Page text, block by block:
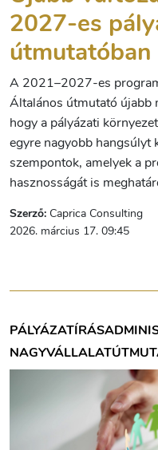
2027-es
útmutatóban
A 2021–2027-es
Általános útmutató újabb
hogy a pályázati
egyre nagyobb hangsúlyt
szempontok, amelyek a
hasznosságát is
Szerző: Caprica Consulting
2026. március 17. 09:45
PÁLYÁZATÍRÁS
NAGYVÁLLALAT